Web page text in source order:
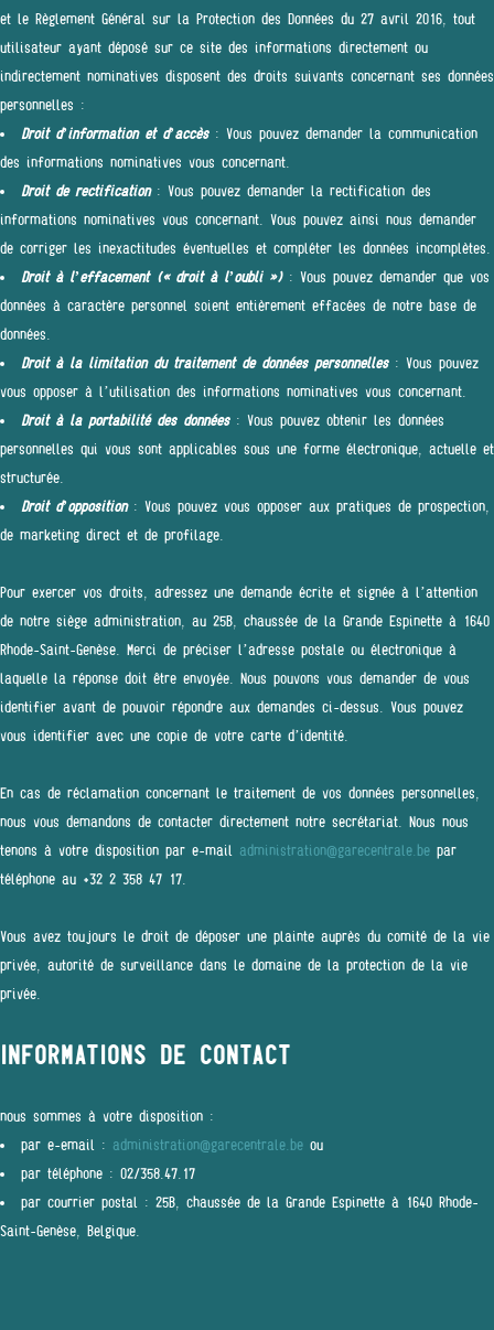
et le Règlement Général sur la Protection des Données du 27 avril 2016, tout
utilisateur ayant déposé sur ce site des informations directement ou
indirectement nominatives disposent des droits suivants concernant ses données
personnelles :
Droit d’information et d’accès: Vous pouvez demander la communication
des informations nominatives vous concernant.
Droit de rectification: Vous pouvez demander la rectification des
informations nominatives vous concernant. Vous pouvez ainsi nous demander
de corriger les inexactitudes éventuelles et compléter les données incomplètes.
Droit à l’effacement (« droit à l’oubli »): Vous pouvez demander que vos
données à caractère personnel soient entièrement effacées de notre base de
données.
Droit à la limitation du traitement de données personnelles: Vous pouvez
vous opposer à l’utilisation des informations nominatives vous concernant.
Droit à la portabilité des données: Vous pouvez obtenir les données
personnelles qui vous sont applicables sous une forme électronique, actuelle et
structurée.
Droit d’opposition: Vous pouvez vous opposer aux pratiques de prospection,
de marketing direct et de profilage.
Pour exercer vos droits, adressez une demande écrite et signée à l’attention
de notre siège administration, au 25B, chaussée de la Grande Espinette à 1640
Rhode-Saint-Genèse. Merci de préciser l’adresse postale ou électronique à
laquelle la réponse doit être envoyée. Nous pouvons vous demander de vous
identifier avant de pouvoir répondre aux demandes ci-dessus. Vous pouvez
vous identifier avec une copie de votre carte d’identité.
En cas de réclamation concernant le traitement de vos données personnelles,
nous vous demandons de contacter directement notre secrétariat. Nous nous
tenons à votre disposition par e-mail administration@garecentrale.be par
téléphone au +32 2 358 47 17.
Vous avez toujours le droit de déposer une plainte auprès du comité de la vie
privée, autorité de surveillance dans le domaine de la protection de la vie
privée.
INFORMATIONS DE CONTACT
nous sommes à votre disposition :
par e-email : administration@garecentrale.be ou
par téléphone : 02/358.47.17
par courrier postal : 25B, chaussée de la Grande Espinette à 1640 Rhode-
Saint-Genèse, Belgique.